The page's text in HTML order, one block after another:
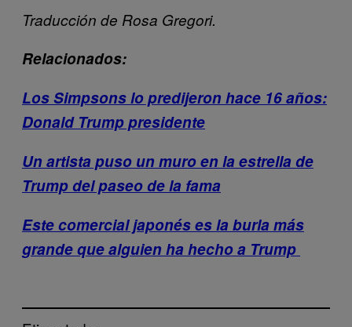
Traducción de Rosa Gregori.
Relacionados:
Los Simpsons lo predijeron hace 16 años:
Donald Trump presidente
Un artista puso un muro en la estrella de
Trump del paseo de la fama
Este comercial japonés es la burla más
grande que alguien ha hecho a Trump